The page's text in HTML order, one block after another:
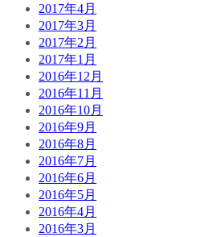
2017年4月
2017年3月
2017年2月
2017年1月
2016年12月
2016年11月
2016年10月
2016年9月
2016年8月
2016年7月
2016年6月
2016年5月
2016年4月
2016年3月